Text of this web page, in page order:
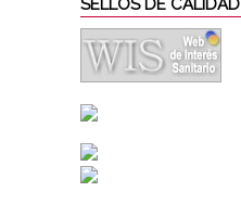
SELLOS DE CALIDAD